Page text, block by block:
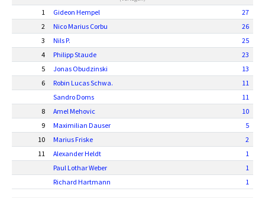
1 Gideon Hempel
27
2
Nico Marius Corbu
26
3
Nils P.
25
4
Philipp Staude
23
5
Jonas Obudzinski
13
6
Robin Lucas Schwa.
11
Sandro Doms
11
8
Amel Mehovic
10
9
Maximilian Dauser
5
10
Marius Friske
2
11
Alexander Heldt
1
Paul Lothar Weber
1
Richard Hartmann
1